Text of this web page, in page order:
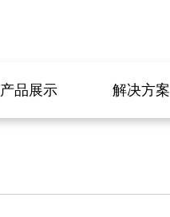
产品展示 解决方案